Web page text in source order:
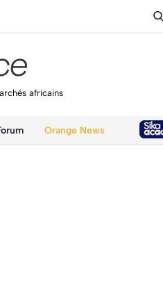
africains
Orange News